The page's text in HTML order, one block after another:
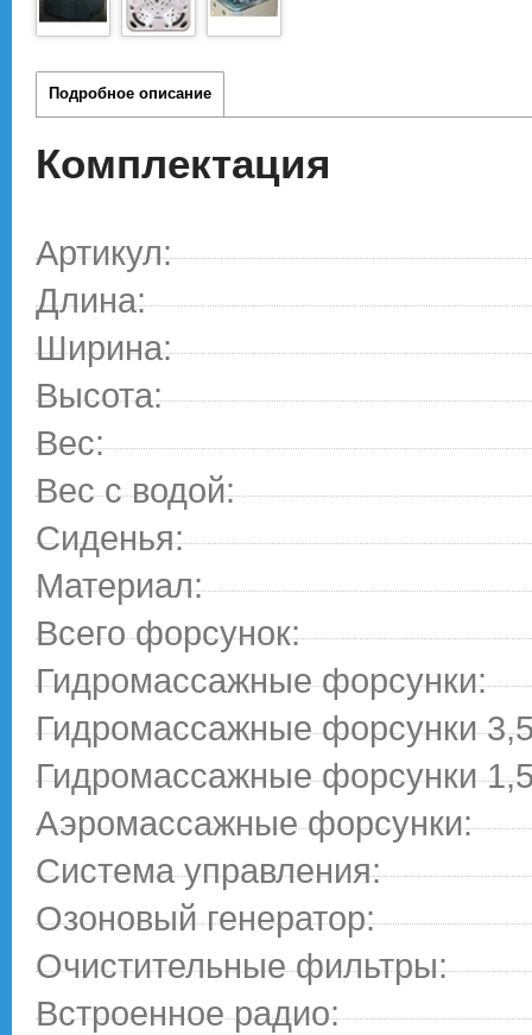
Подробное описание
Комплектация
Артикул:
Длина:
Ширина:
Высота:
Вес:
Вес с водой:
Сиденья:
Материал:
Всего форсунок:
Гидромассажные форсунки:
Гидромассажные форсунки
Гидромассажные форсунки
Аэромассажные форсунки:
Система управления:
Озоновый генератор:
Очистительные фильтры:
Встроенное радио: